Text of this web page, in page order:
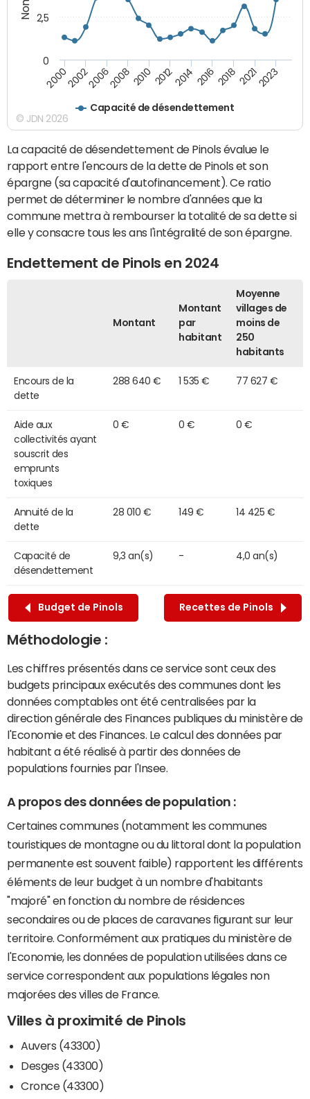
Capacité de désendettement
20002002200620082010 20122014 20162018 20212023
0
2,5
© JDN 2026
La capacité de désendettement de Pinols évalue le
rapport entre l'encours de la dette de Pinols et son
épargne (sa capacité d'autofinancement). Ce ratio
permet de déterminer le nombre d'années que la
commune mettra à rembourser la totalité de sa dette si
elle y consacre tous les ans l'intégralité de son épargne.
Endettement de Pinols en 2024
Montant
Montant
par
habitant
Moyenne
villages de
moins de
250
habitants
Encours de la
dette
288 640 € 1 535 € 77 627 €
Aide aux
collectivités ayant
souscrit des
emprunts
toxiques
0 € 0 € 0 €
Annuité de la
dette
28 010 € 149 € 14 425 €
Capacité de
désendettement
9,3 an(s) - 4,0 an(s)
Budget de Pinols Recettes de Pinols
Méthodologie :
Les chiffres présentés dans ce service sont ceux des
budgets principaux exécutés des communes dont les
données comptables ont été centralisées par la
direction générale des Finances publiques du ministère de
l'Economie et des Finances. Le calcul des données par
habitant a été réalisé à partir des données de
populations fournies par l'Insee.
A propos des données de population :
Certaines communes (notamment les communes
touristiques de montagne ou du littoral dont la population
permanente est souvent faible) rapportent les différents
éléments de leur budget à un nombre d'habitants
"majoré" en fonction du nombre de résidences
secondaires ou de places de caravanes figurant sur leur
territoire. Conformément aux pratiques du ministère de
l'Economie, les données de population utilisées dans ce
service correspondent aux populations légales non
majorées des villes de France.
Villes à proximité de Pinols
Auvers (43300)
Desges (43300)
Cronce (43300)